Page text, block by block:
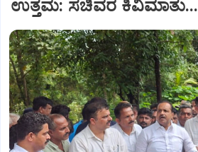
ಉತ್ತಮ: ಸಚಿವರ ಕಿವಿಮಾತು...